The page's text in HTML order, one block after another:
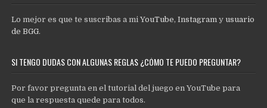
Lo mejor es que te suscribas a miYouTube,Instagram y usuario
de BGG.
SI TENGO DUDAS CON ALGUNAS REGLAS ¿CÓMO TE PUEDO PREGUNTAR?
Por favor pregunta en el tutorial del juego en YouTube para
que la respuesta quede para todos.